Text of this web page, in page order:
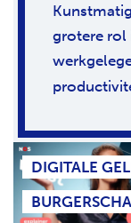
grotere rol
DIGITALE